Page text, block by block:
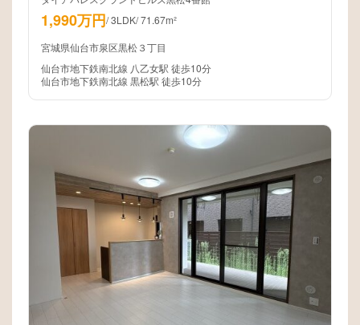
1,990万円/3LDK/71.67m²
宮城県仙台市泉区黒松３丁目
仙台市地下鉄南北線 八乙女駅 徒歩10分
仙台市地下鉄南北線 黒松駅 徒歩10分